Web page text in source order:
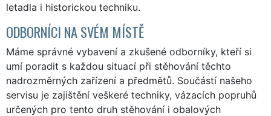
letadla i historickou techniku.
ODBORNÍCI NA SVÉM MÍSTĚ
Máme správné vybavení a zkušené odborníky, kteří si
umí poradit s každou situací při stěhování těchto
nadrozměrných zařízení a předmětů. Součástí našeho
servisu je zajištění veškeré techniky, vázacích popruhů
určených pro tento druh stěhování i obalových